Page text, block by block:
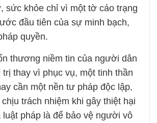
sức khỏe chỉ vì một tờ cáo trạng
đầu tiên của sự minh bạch,
quyền.
thương niềm tin của người dân
thay vì phục vụ, một tinh thần
cần một nền tư pháp độc lập,
trách nhiệm khi gây thiệt hại
pháp là để bảo vệ người vô